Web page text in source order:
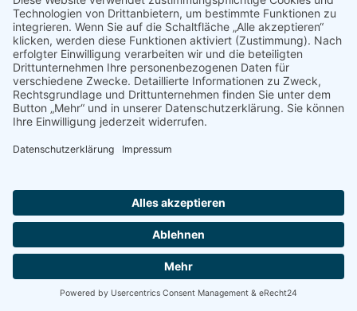
Konzertreise 1997
Blechbläserensemble der Modell- und
Gesamtschule Obersberg und der Konrad Duden-
Schule
Musikalischer und organisatorischer Leiter